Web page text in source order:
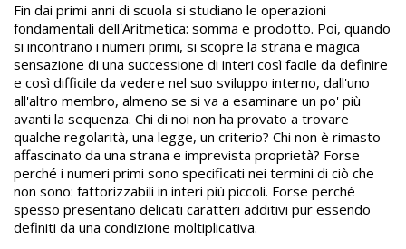
Fin dai primi anni di scuola si studiano le operazioni
fondamentali dell'Aritmetica: somma e prodotto. Poi, quando
si incontrano i numeri primi, si scopre la strana e magica
sensazione di una successione di interi così facile da definire
e così difficile da vedere nel suo sviluppo interno, dall'uno
all'altro membro, almeno se si va a esaminare un po' più
avanti la sequenza. Chi di noi non ha provato a trovare
qualche regolarità, una legge, un criterio? Chi non è rimasto
affascinato da una strana e imprevista proprietà? Forse
perché i numeri primi sono specificati nei termini di ciò che
non sono: fattorizzabili in interi più piccoli. Forse perché
spesso presentano delicati caratteri additivi pur essendo
definiti da una condizione moltiplicativa.